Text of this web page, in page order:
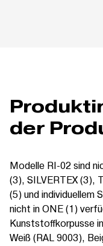
der
Modelle RI-02 sind
(3), SILVERTEX (3),
(5) und individuellem
nicht in ONE (1)
Kunststoffkorpusse
Weiß (RAL 9003),